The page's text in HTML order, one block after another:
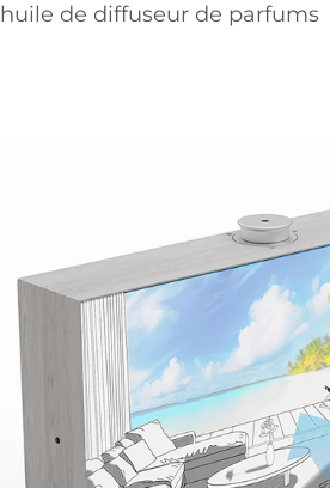
huile de diffuseur de parfums